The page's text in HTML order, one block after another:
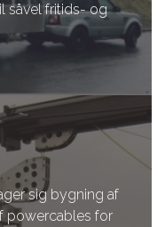
såvel fritids- og
sig bygning af
powercables for